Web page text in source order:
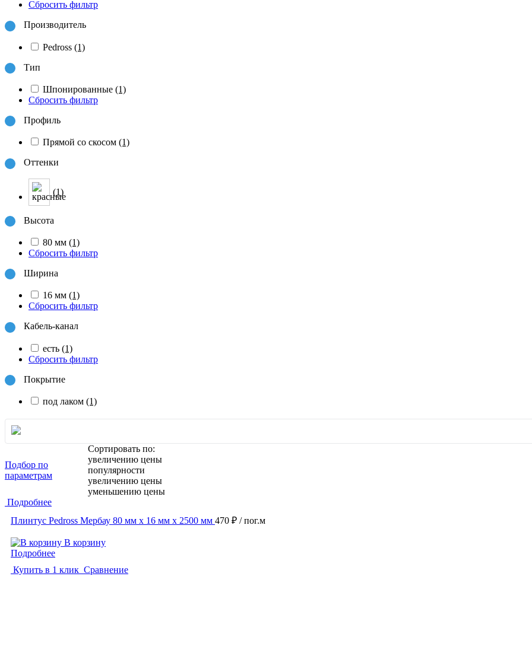
Сбросить фильтр
Производитель
Pedross (1)
Тип
Шпонированные (1)
Сбросить фильтр
Профиль
Прямой со скосом (1)
Оттенки
(1)
Высота
80 мм (1)
Сбросить фильтр
Ширина
16 мм (1)
Сбросить фильтр
Кабель-канал
есть (1)
Сбросить фильтр
Покрытие
под лаком (1)
Подбор по
параметрам
Сортировать по:
увеличению цены
популярности
увеличению цены
уменьшению цены
Подробнее
Плинтус Pedross Мербау 80 мм х 16 мм х 2500 мм 470 ₽ / пог.м
В корзину
Подробнее
Купить в 1 клик Сравнение